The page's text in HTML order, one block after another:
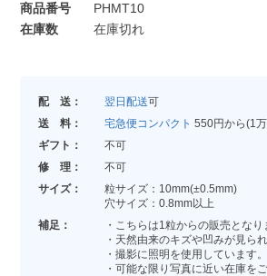
商品番号
PHMT10
在庫数
在庫切れ
配 送： 翌日配送可
送 料：
宅急便コンパクト 550円から(1
ギフト：
不可
修 理：
不可
サイズ：
粒サイズ：10mm(±0.5mm)
穴サイズ：0.8mm以上
補足：
・こちらは1粒からの販売となり
・天然由来のキズや凹みが見ら
・撮影に照明を使用しています。
・可能な限り写真に近い在庫を